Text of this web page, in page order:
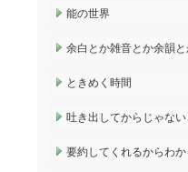
能の世界
余白とか雑音とか余韻
ときめく時間
吐き出してからじゃな
要約してくれるからわか